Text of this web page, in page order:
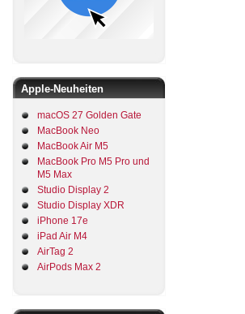
Apple-Neuheiten
macOS 27 Golden Gate
MacBook Neo
MacBook Air M5
MacBook Pro M5 Pro und
M5 Max
Studio Display 2
Studio Display XDR
iPhone 17e
iPad Air M4
AirTag 2
AirPods Max 2